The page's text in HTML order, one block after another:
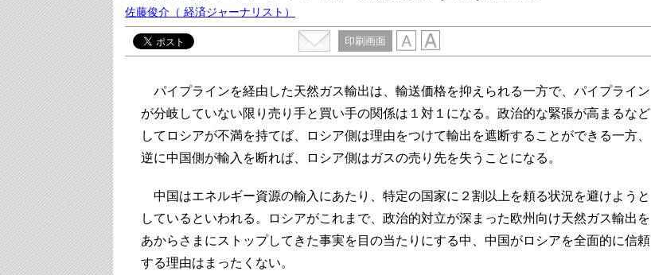
佐藤俊介 （ 経済ジャーナリスト）
印刷画面
パイプラインを経由した天然ガス輸出は、輸送価格を抑えられる一方で、パイプライン
が分岐していない限り売り手と買い手の関係は１対１になる。政治的な緊張が高まるなど
してロシアが不満を持てば、ロシア側は理由をつけて輸出を遮断することができる一方、
逆に中国側が輸入を断れば、ロシア側はガスの売り先を失うことになる。
中国はエネルギー資源の輸入にあたり、特定の国家に２割以上を頼る状況を避けようと
しているといわれる。ロシアがこれまで、政治的対立が深まった欧州向け天然ガス輸出を
あからさまにストップしてきた事実を目の当たりにする中、中国がロシアを全面的に信頼
する理由はまったくない。